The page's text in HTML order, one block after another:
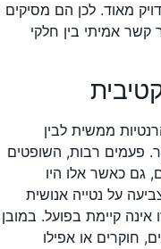
מאוד. לכן הם מסיקים
קשר אמיתי בין חלקי
ממשית לבין
פעמים רבות, השופטים
גם כאשר אלו היו
על נטייה אנושית
קיימת בפועל. במובן
חוקרים או אפילו